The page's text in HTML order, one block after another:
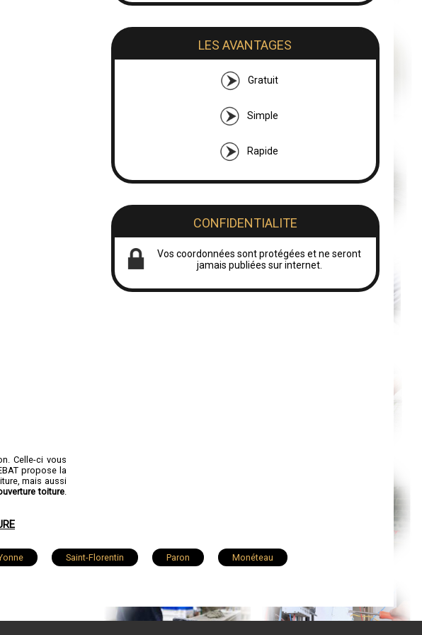
LES AVANTAGES
Gratuit
Simple
Rapide
CONFIDENTIALITE
Vos coordonnées sont protégées et ne seront
jamais publiées sur internet.
Celle-ci vous
propose la
mais aussi
toiture.
Saint-Florentin Paron Monéteau
Saint-Fargeau Villeblevin Charny Gurgy Venoy